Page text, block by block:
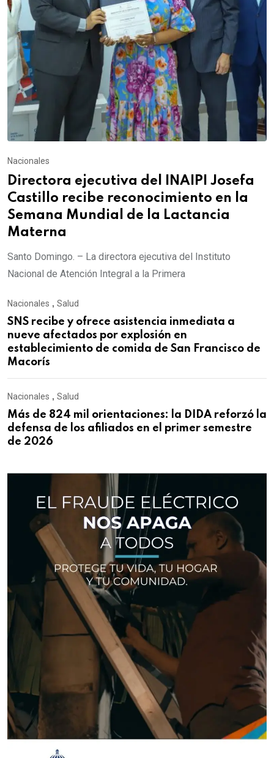
Nacionales
Directora ejecutiva del INAIPI Josefa
Castillo recibe reconocimiento en la
Semana Mundial de la Lactancia
Materna
Santo Domingo. – La directora ejecutiva del Instituto
Nacional de Atención Integral a la Primera
Nacionales , Salud
SNS recibe y ofrece asistencia inmediata a
nueve afectados por explosión en
establecimiento de comida de San Francisco de
Macorís
Nacionales , Salud
Más de 824 mil orientaciones: la DIDA reforzó la
defensa de los afiliados en el primer semestre
de 2026